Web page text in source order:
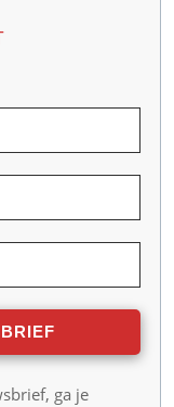
ga je